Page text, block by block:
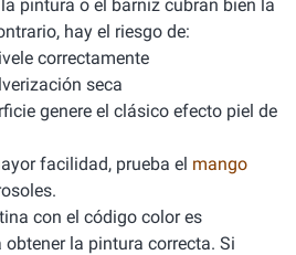
pintura o el barniz cubran bien la
hay el riesgo de:
correctamente
seca
genere el clásico efecto piel de
facilidad, prueba el mango
con el código color es
la pintura correcta. Si